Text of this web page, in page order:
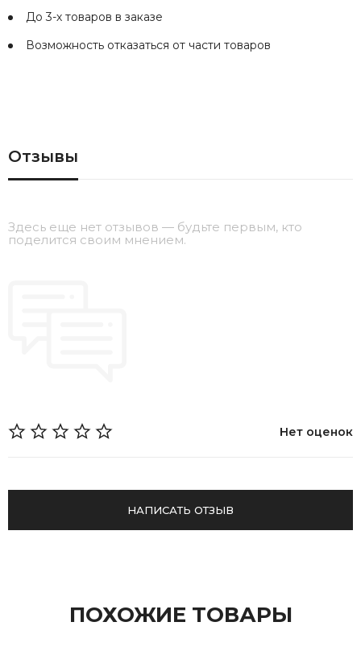
До 3-х товаров в заказе
Возможность отказаться от части товаров
Отзывы
Здесь еще нет отзывов — будьте первым, кто
поделится своим мнением.
Нет оценок
НАПИСАТЬ ОТЗЫВ
ПОХОЖИЕ ТОВАРЫ